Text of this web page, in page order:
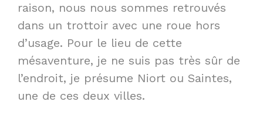
raison, nous nous sommes retrouvés
dans un trottoir avec une roue hors
d’usage. Pour le lieu de cette
mésaventure, je ne suis pas très sûr de
l’endroit, je présume Niort ou Saintes,
une de ces deux villes.